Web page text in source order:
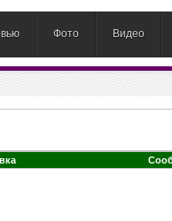
Фото Видео